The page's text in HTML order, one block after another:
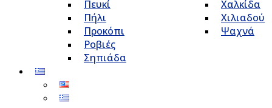
Πευκί
Πήλι
Προκόπι
Ροβιές
Σηπιάδα
Χαλκίδα
Χιλιαδού
Ψαχνά